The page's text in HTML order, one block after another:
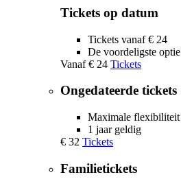
Tickets op datum
Tickets vanaf € 24
De voordeligste optie
Vanaf € 24 Tickets
Ongedateerde tickets
Maximale flexibiliteit
1 jaar geldig
€ 32 Tickets
Familietickets